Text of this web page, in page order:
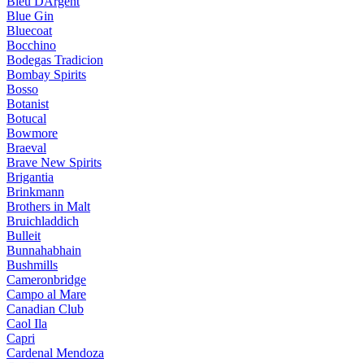
Blue Gin
Bluecoat
Bocchino
Bodegas Tradicion
Bombay Spirits
Bosso
Botanist
Botucal
Bowmore
Braeval
Brave New Spirits
Brigantia
Brinkmann
Brothers in Malt
Bruichladdich
Bulleit
Bunnahabhain
Bushmills
Cameronbridge
Campo al Mare
Canadian Club
Caol Ila
Capri
Cardenal Mendoza